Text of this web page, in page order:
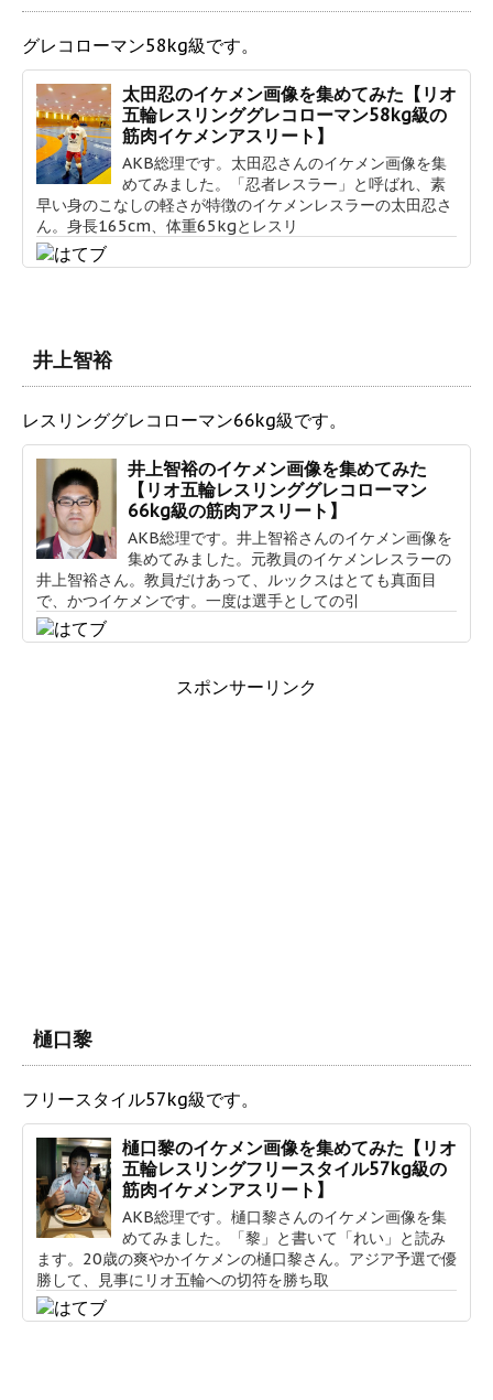
グレコローマン58kg級です。
太田忍のイケメン画像を集めてみた【リオ
五輪レスリンググレコローマン58kg級の
筋肉イケメンアスリート】
AKB総理です。太田忍さんのイケメン画像を集
めてみました。「忍者レスラー」と呼ばれ、素
早い身のこなしの軽さが特徴のイケメンレスラーの太田忍さ
ん。身長165cm、体重65kgとレスリ
井上智裕
レスリンググレコローマン66kg級です。
井上智裕のイケメン画像を集めてみた
【リオ五輪レスリンググレコローマン
66kg級の筋肉アスリート】
AKB総理です。井上智裕さんのイケメン画像を
集めてみました。元教員のイケメンレスラーの
井上智裕さん。教員だけあって、ルックスはとても真面目
で、かつイケメンです。一度は選手としての引
スポンサーリンク
樋口黎
フリースタイル57kg級です。
樋口黎のイケメン画像を集めてみた【リオ
五輪レスリングフリースタイル57kg級の
筋肉イケメンアスリート】
AKB総理です。樋口黎さんのイケメン画像を集
めてみました。「黎」と書いて「れい」と読み
ます。20歳の爽やかイケメンの樋口黎さん。アジア予選で優
勝して、見事にリオ五輪への切符を勝ち取